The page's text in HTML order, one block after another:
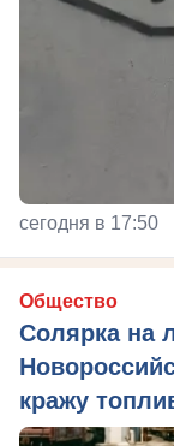
сегодня в 17:50
Общество
Солярка на
кражу